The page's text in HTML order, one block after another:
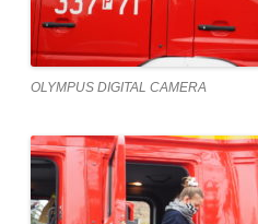
OLYMPUS DIGITAL CAMERA